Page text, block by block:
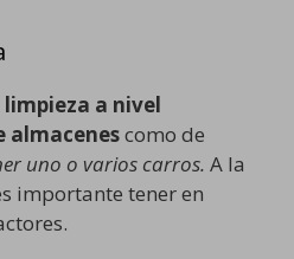
limpieza a nivel
almacenescomo de
uno o varios carros. A la
importante tener en